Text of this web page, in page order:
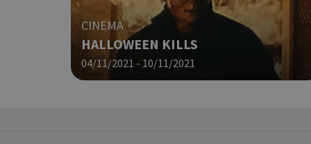
CINEMA
HALLOWEEN KILLS
04/11/2021 - 10/11/2021
G_ENABLED_IDPS